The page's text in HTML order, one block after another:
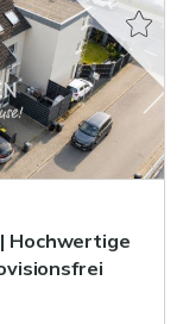
Hochwertige